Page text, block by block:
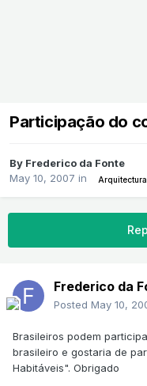
Participação do
By Frederico da Fonte
May 10, 2007 in Arquitectura
Frederico da
Posted May 10,
Brasileiros podem
brasileiro e gostaria de
Habitáveis". Obrigado